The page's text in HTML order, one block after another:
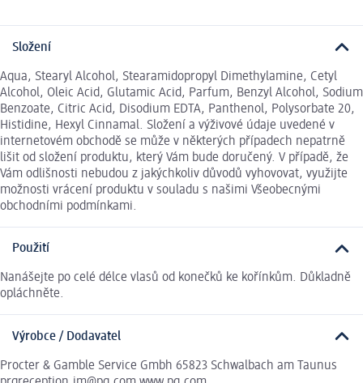
Složení
Aqua, Stearyl Alcohol, Stearamidopropyl Dimethylamine, Cetyl
Alcohol, Oleic Acid, Glutamic Acid, Parfum, Benzyl Alcohol, Sodium
Benzoate, Citric Acid, Disodium EDTA, Panthenol, Polysorbate 20,
Histidine, Hexyl Cinnamal. Složení a výživové údaje uvedené v
internetovém obchodě se může v některých případech nepatrně
lišit od složení produktu, který Vám bude doručený. V případě, že
Vám odlišnosti nebudou z jakýchkoliv důvodů vyhovovat, využijte
možnosti vrácení produktu v souladu s našimi Všeobecnými
obchodními podmínkami.
Použití
Nanášejte po celé délce vlasů od konečků ke kořínkům. Důkladně
opláchněte.
Výrobce / Dodavatel
Procter & Gamble Service Gmbh 65823 Schwalbach am Taunus